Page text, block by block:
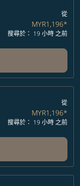
從
MYR1,196*
搜尋於： 19 小時 之前
從
MYR1,196*
搜尋於： 19 小時 之前